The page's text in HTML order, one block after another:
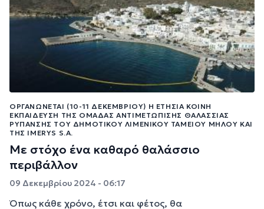
ΟΡΓΑΝΏΝΕΤΑΙ (10-11 ΔΕΚΕΜΒΡΊΟΥ) Η ΕΤΉΣΙΑ ΚΟΙΝΉ
ΕΚΠΑΊΔΕΥΣΗ ΤΗΣ ΟΜΆΔΑΣ ΑΝΤΙΜΕΤΏΠΙΣΗΣ ΘΑΛΆΣΣΙΑΣ
ΡΎΠΑΝΣΗΣ ΤΟΥ ΔΗΜΟΤΙΚΟΎ ΛΙΜΕΝΙΚΟΎ ΤΑΜΕΊΟΥ ΜΉΛΟΥ ΚΑΙ
ΤΗΣ IMERYS S.A.
Με στόχο ένα καθαρό θαλάσσιο
περιβάλλον
09 Δεκεμβρίου 2024 - 06:17
Όπως κάθε χρόνο, έτσι και φέτος, θα